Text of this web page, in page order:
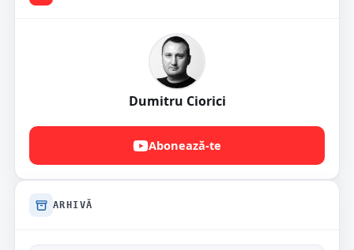
Dumitru Ciorici
Abonează-te
ARHIVĂ